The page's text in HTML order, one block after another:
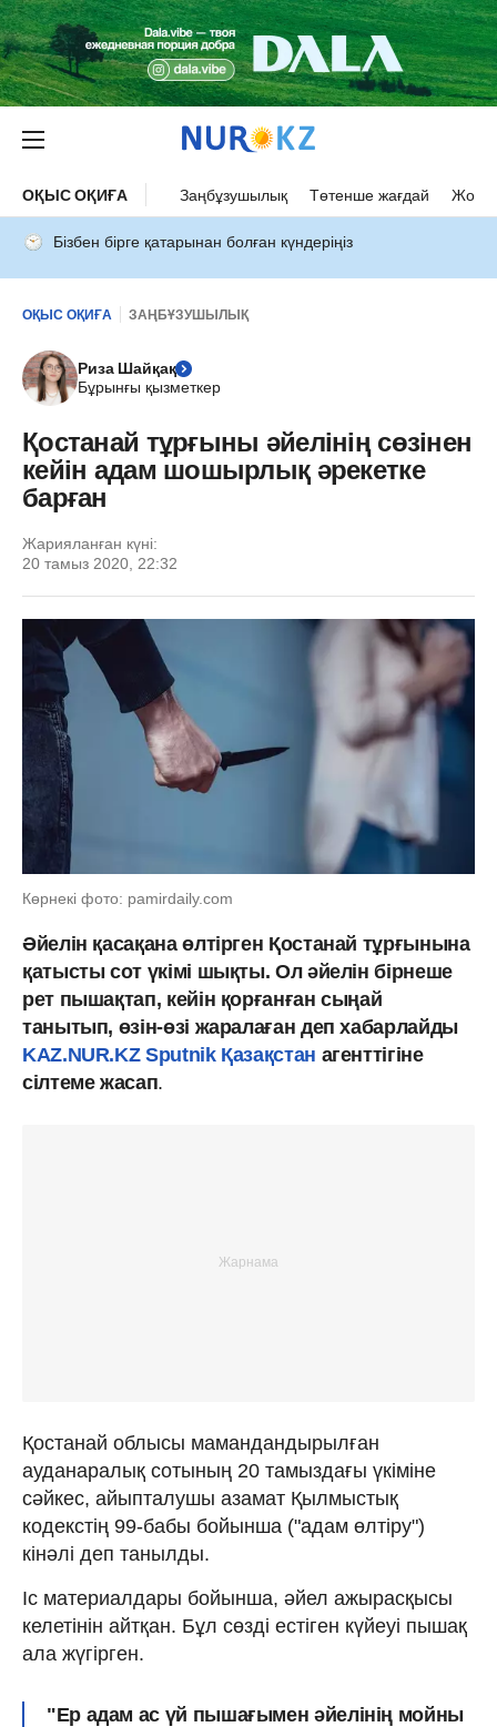
ОҚЫС ОҚИҒА Заңбұзушылық Төтенше жағдай Жол
Бізбен бірге қатарынан болған күндеріңіз
ОҚЫС ОҚИҒА ЗАҢБҰЗУШЫЛЫҚ
Риза Шайқақ
Бұрынғы қызметкер
Қостанай тұрғыны әйелінің сөзінен
кейін адам шошырлық әрекетке
барған
Жарияланған күні:
20 тамыз 2020, 22:32
Көрнекі фото: рamirdaily.com
Әйелін қасақана өлтірген Қостанай тұрғынына
қатысты сот үкімі шықты. Ол әйелін бірнеше
рет пышақтап, кейін қорғанған сыңай
танытып, өзін-өзі жаралаған деп хабарлайды
KAZ.NUR.KZ Sputnik Қазақстан агенттігіне
сілтеме жасап.
Қостанай облысы мамандандырылған
ауданаралық сотының 20 тамыздағы үкіміне
сәйкес, айыпталушы азамат Қылмыстық
кодекстің 99-бабы бойынша ("адам өлтіру")
кінәлі деп танылды.
Іс материалдары бойынша, әйел ажырасқысы
келетінін айтқан. Бұл сөзді естіген күйеуі пышақ
ала жүгірген.
"Ер адам ас үй пышағымен әйелінің мойны